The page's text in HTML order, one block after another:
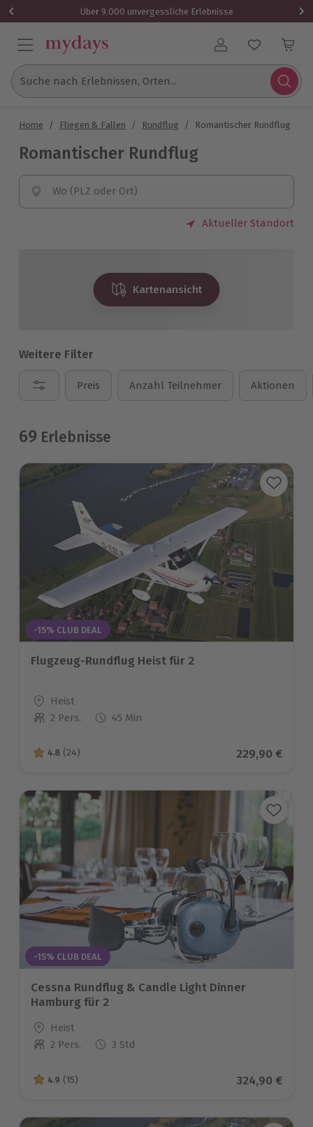
Über 9.000 unvergessliche Erlebnisse
Benutzerkonto
Suche nach Erlebnissen, Orten...
Home / Fliegen & Fallen / Rundflug / Romantischer Rundflug
Romantischer Rundflug
Wo (PLZ oder Ort)
Aktueller Standort
Kartenansicht
Weitere Filter
Preis Anzahl Teilnehmer Aktionen
69 Erlebnisse
-15% CLUB DEAL
Flugzeug-Rundflug Heist für 2
Standort
Heist
Anzahl der Teilnehmer
2 Pers. 45 Min
4.8 von 5 Sternen basierend auf 24 Bewertungen
4.8 (24) Aktueller
229,90 €
-15% CLUB DEAL
Cessna Rundflug & Candle Light Dinner
Hamburg für 2
Standort
Heist
Anzahl der Teilnehmer
2 Pers. 3 Std
4.9 von 5 Sternen basierend auf 15 Bewertungen
4.9 (15) Aktueller
324,90 €